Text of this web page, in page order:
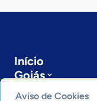
Início
Goiás
Sobre a ASN
Aviso de Cookies